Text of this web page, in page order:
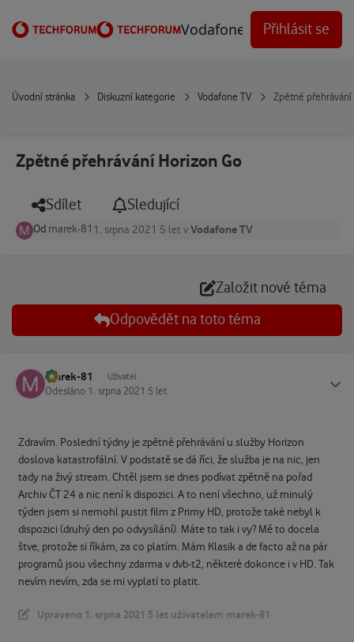
Vodafone Techforum
Přihlásit se
Úvodní stránka Diskuzní kategorie Vodafone TV Zpětné
Zpětné přehrávání Horizon Go
Sdílet Sledující
Od marek-81 1. srpna 2021 5 let vVodafone TV
Založit nové téma
Odpovědět na toto téma
marek-81 Uživatel
Odesláno 1. srpna 2021 5 let
Zdravím. Poslední týdny je zpětné přehrávání u služby Horizon
doslova katastrofální. V podstatě se dá říci, že služba je na nic, jen
tady na živý stream. Chtěl jsem se dnes podívat zpětně na pořad
Archiv ČT 24 a nic není k dispozici. A to není všechno, už minulý
týden jsem si nemohl pustit film z Primy HD, protože také nebyl k
dispozici (druhý den po odvysílání). Máte to tak i vy? Mě to docela
štve, protože si říkám, za co platím. Mám Klasik a de facto až na pár
programů jsou všechny zdarma v dvb-t2, některé dokonce i v HD. Tak
nevím nevím, zda se mi vyplatí to platit.
Upraveno 1. srpna 2021 5 let uživatelem marek-81